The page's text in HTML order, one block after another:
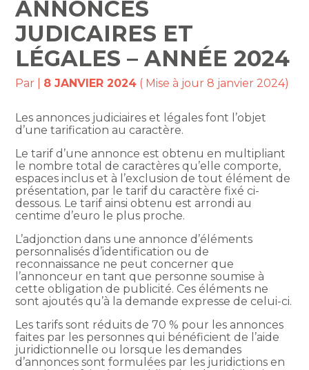
ANNONCES
JUDICAIRES ET
LÉGALES – ANNÉE 2024
Par 8 JANVIER 2024 ( Mise à jour 8 janvier 2024)
Les annonces judiciaires et légales font l’objet
d’une tarification au caractère.
Le tarif d’une annonce est obtenu en multipliant
le nombre total de caractères qu’elle comporte,
espaces inclus et à l’exclusion de tout élément de
présentation, par le tarif du caractère fixé ci-
dessous. Le tarif ainsi obtenu est arrondi au
centime d’euro le plus proche.
L’adjonction dans une annonce d’éléments
personnalisés d’identification ou de
reconnaissance ne peut concerner que
l’annonceur en tant que personne soumise à
cette obligation de publicité. Ces éléments ne
sont ajoutés qu’à la demande expresse de celui-ci.
Les tarifs sont réduits de 70 % pour les annonces
faites par les personnes qui bénéficient de l’aide
juridictionnelle ou lorsque les demandes
d’annonces sont formulées par les juridictions en